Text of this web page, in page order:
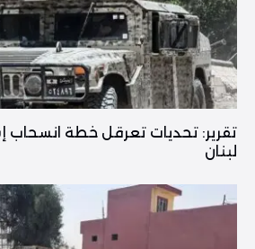
تقرير: تحديات تعرقل خطة انسحاب
لبنان